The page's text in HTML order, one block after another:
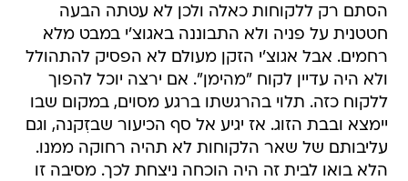
הסתם רק ללקוחות כאלה ולכן לא עטתה הבעה
חטטנית על פניה ולא התבוננה באגוצ'י במבט מלא
רחמים. אבל אגוצ'י הזקן מעולם לא הפסיק להתהולל
ולא היה עדיין לקוח "מהימן". אם ירצה יוכל להפוך
ללקוח כזה. תלוי בהרגשתו ברגע מסוים, במקום שבו
יימצא ובבת הזוג. אז יגיע אל סף הכיעור שבזִקנה, וגם
עליבותם של שאר הלקוחות לא תהיה רחוקה ממנו.
הלא בואו לבית זה היה הוכחה ניצחת לכך. מסיבה זו